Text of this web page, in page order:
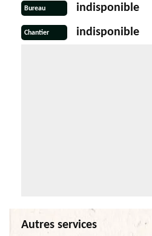
Bureau indisponible
Chantier indisponible
Autres services